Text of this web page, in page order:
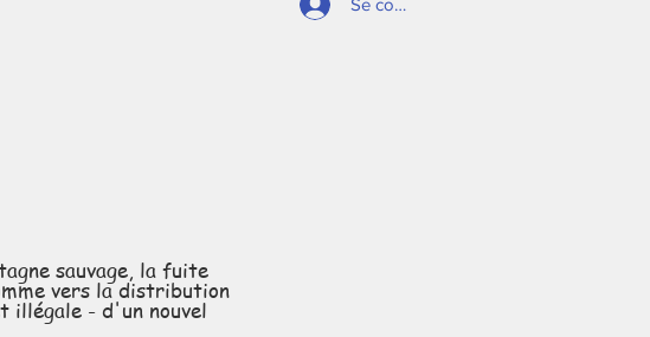
Se connecter
sauvage, la fuite
vers la distribution
illégale - d'un nouvel